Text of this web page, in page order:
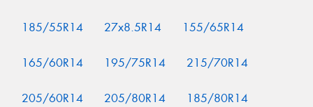
185/55R14 27x8.5R14 155/65R14
165/60R14 195/75R14 215/70R14
205/60R14 205/80R14 185/80R14